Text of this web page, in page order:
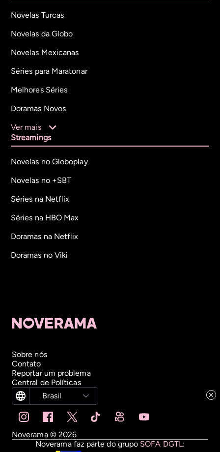
Novelas Turcas
Novelas da Globo
Novelas Mexicanas
Séries para Maratonar
Melhores Séries
Doramas Novos
Ver mais
Streamings
Novelas no Globoplay
Novelas no +SBT
Séries na Netflix
Séries na HBO Max
Doramas na Netflix
Doramas no Viki
Sobre nós
Contato
Reportar um problema
Central de Políticas
Brasil
Noverama © 2026
Noverama faz parte do grupo SOFA DGTL: